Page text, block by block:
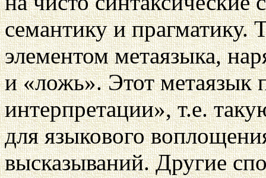
семантику и прагматику.
элементом метаязыка,
и «ложь». Этот метаязык
интерпретации», т.е.
для языкового
высказываний. Другие